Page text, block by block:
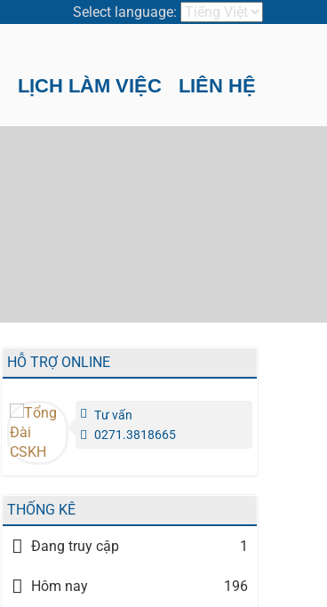
Select language:
LỊCH LÀM VIỆC LIÊN HỆ
HỖ TRỢ ONLINE
Tư vấn
0271.3818665
THỐNG KÊ
Đang truy cập 1
Hôm nay
196